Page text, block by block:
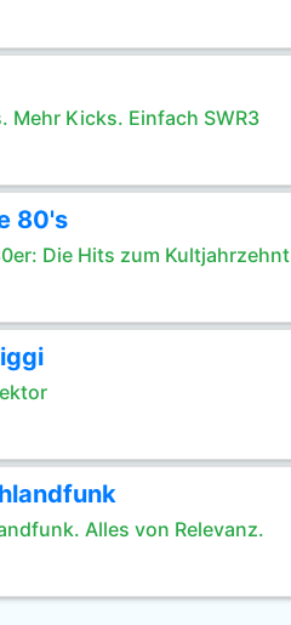
Mehr Kicks. Einfach SWR3
80's
Die Hits zum Kultjahrzehnt
Alles von Relevanz.